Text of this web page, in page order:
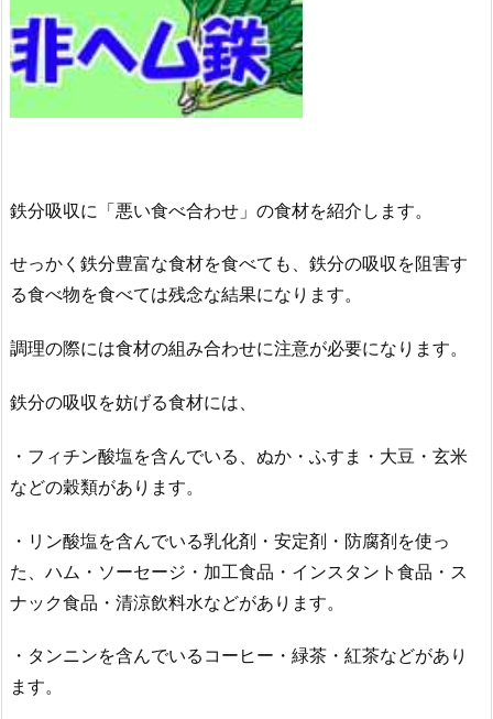
鉄分吸収に「悪い食べ合わせ」の食材を紹介します。
せっかく鉄分豊富な食材を食べても、鉄分の吸収を阻害す
る食べ物を食べては残念な結果になります。
調理の際には食材の組み合わせに注意が必要になります。
鉄分の吸収を妨げる食材には、
・フィチン酸塩を含んでいる、ぬか・ふすま・大豆・玄米
などの穀類があります。
・リン酸塩を含んでいる乳化剤・安定剤・防腐剤を使っ
た、ハム・ソーセージ・加工食品・インスタント食品・ス
ナック食品・清涼飲料水などがあります。
・タンニンを含んでいるコーヒー・緑茶・紅茶などがあり
ます。